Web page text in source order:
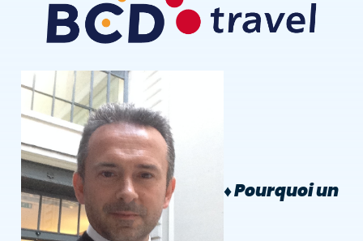
♦Pourquoi un